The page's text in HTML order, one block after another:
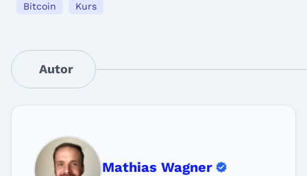
Bitcoin Kurs
Autor
Mathias Wagner